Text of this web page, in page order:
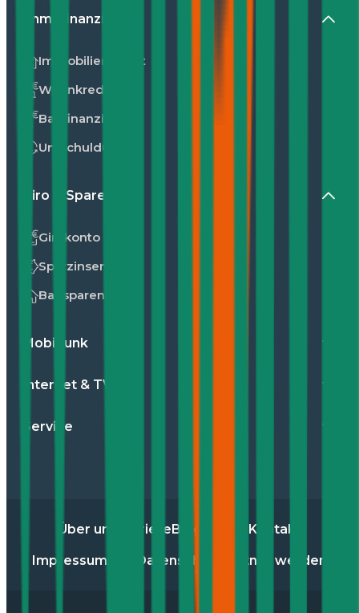
Immofinanzierung
Immobilienkredit
Wohnkredit
Baufinanzierung
Umschuldung
Giro & Sparen
Girokonto
Sparzinsen
Bausparen
Mobilfunk
Internet & TV
Service
Über uns KarriereBlog Kontakt
Impressum Datenschutz Partner werden